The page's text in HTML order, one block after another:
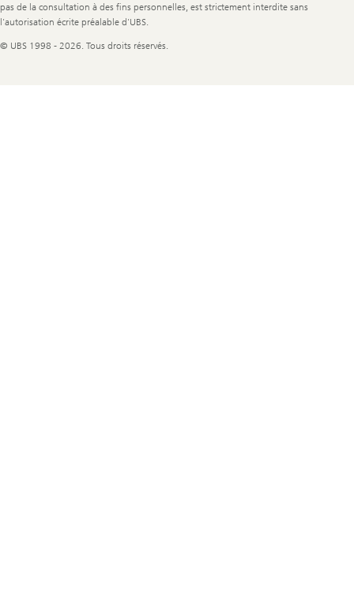
pas de la consultation à des fins personnelles, est strictement interdite sans
l'autorisation écrite préalable d'UBS.
© UBS 1998 - 2026. Tous droits réservés.